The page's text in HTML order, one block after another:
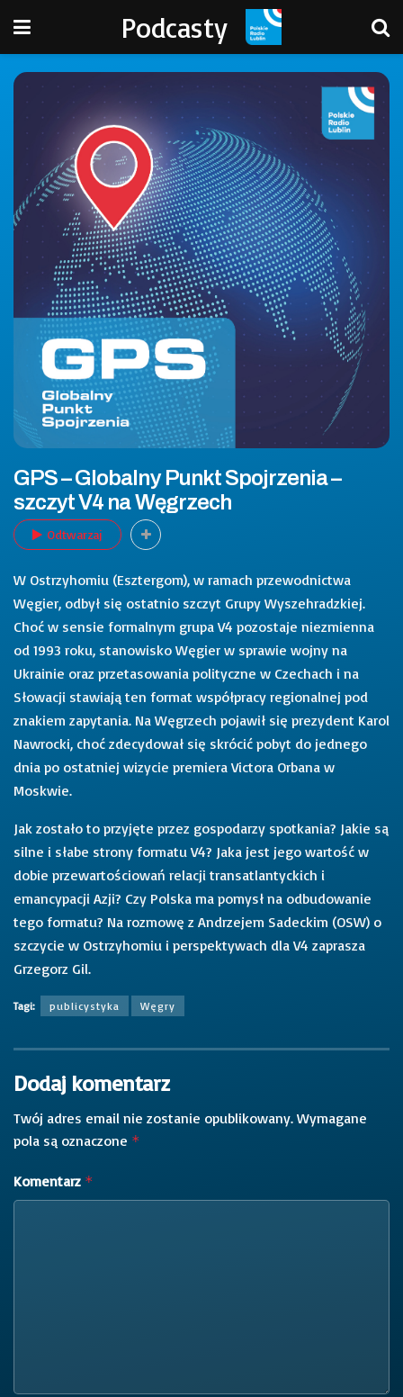
Podcasty
GPS – Globalny Punkt Spojrzenia –
szczyt V4 na Węgrzech
Odtwarzaj
W Ostrzyhomiu (Esztergom), w ramach przewodnictwa
Węgier, odbył się ostatnio szczyt Grupy Wyszehradzkiej.
Choć w sensie formalnym grupa V4 pozostaje niezmienna
od 1993 roku, stanowisko Węgier w sprawie wojny na
Ukrainie oraz przetasowania polityczne w Czechach i na
Słowacji stawiają ten format współpracy regionalnej pod
znakiem zapytania. Na Węgrzech pojawił się prezydent Karol
Nawrocki, choć zdecydował się skrócić pobyt do jednego
dnia po ostatniej wizycie premiera Victora Orbana w
Moskwie.
Jak zostało to przyjęte przez gospodarzy spotkania? Jakie są
silne i słabe strony formatu V4? Jaka jest jego wartość w
dobie przewartościowań relacji transatlantyckich i
emancypacji Azji? Czy Polska ma pomysł na odbudowanie
tego formatu? Na rozmowę z Andrzejem Sadeckim (OSW) o
szczycie w Ostrzyhomiu i perspektywach dla V4 zaprasza
Grzegorz Gil.
Tagi: publicystyka Węgry
Dodaj komentarz
Twój adres email nie zostanie opublikowany. Wymagane
pola są oznaczone *
Komentarz *